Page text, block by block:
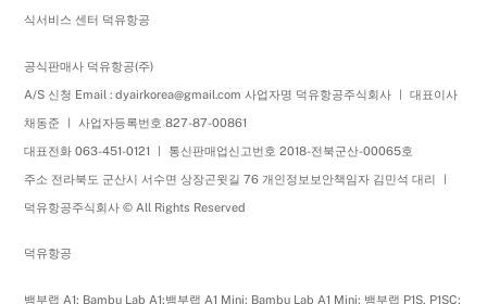
식서비스 센터 덕유항공
공식판매사 덕유항공(주)
A/S 신청 Email : dyairkorea@gmail.com 사업자명 덕유항공주식회사 ㅣ 대표이사
채동준 ㅣ 사업자등록번호 827-87-00861
대표전화 063-451-0121 ㅣ 통신판매업신고번호 2018-전북군산-00065호
주소 전라북도 군산시 서수면 상장곤윗길 76 개인정보보안책임자 김민석 대리 ㅣ
덕유항공주식회사 © All Rights Reserved
덕유항공
뱀부랩 A1; Bambu Lab A1;뱀부랩 A1 Mini; Bambu Lab A1 Mini; 뱀부랩 P1S, P1SC;